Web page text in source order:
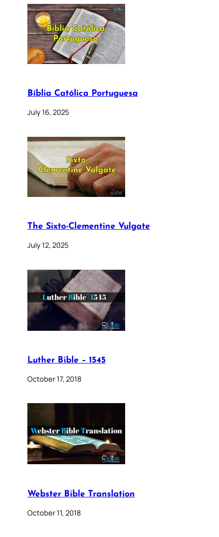
Bíblia Católica Portuguesa
July 16, 2025
The Sixto-Clementine Vulgate
July 12, 2025
Luther Bible – 1545
October 17, 2018
Webster Bible Translation
October 11, 2018